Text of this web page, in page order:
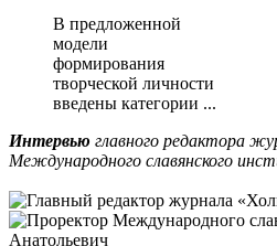
В предложенной
модели
формирования
творческой личности
введены категории ...
Интервью главного редактора
Международного славянского